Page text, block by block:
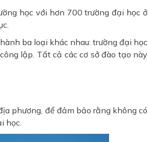
học với hơn 700 trường đại học ở
ba loại khác nhau: trường đại học
lập. Tất cả các cơ sở đào tạo này
phương, để đảm bảo rằng không có
học.